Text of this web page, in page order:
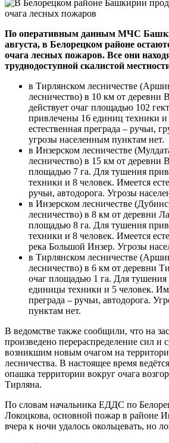
По оперативным данным МЧС
августа, в Белорецком районе
очага лесных пожаров. Все они
труднодоступной скалистой
в Тирлянском лесничестве
лесничество) в 10 км от деревни
действует очаг площадью 102
привлечены 16 единиц техники и
естественная преграда – ручьи,
угрозы населенным пунктам нет.
в Инзерском лесничестве
лесничество) в 15 км от деревни
площадью 7 га. Для тушения
техники и 8 человек. Имеется
ручьи, автодорога. Угрозы
в Инзерском лесничестве
лесничество) в 8 км от деревни
площадью 8 га. Для тушения
техники и 8 человек. Имеется
река Большой Инзер. Угрозы
в Тирлянском лесничестве
лесничество) в 6 км от деревни
очаг площадью 1 га. Для
единицы техники и 5 человек.
преграда – ручьи, автодорога.
пунктам нет.
В ведомстве также сообщили, что на
произведено перераспределение сил и
возникшим новым очагом на
лесничества. В настоящее время
опашка территории вокруг очага
Тирляна.
По словам начальника ЕДДС по
Локоцкова, основной пожар в районе
вчера к ночи удалось окольцевать, но